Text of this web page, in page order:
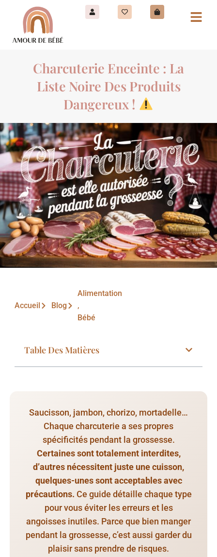
Charcuterie Enceinte : La
Liste Noire Des Produits
Dangereux !
Accueil Blog
Alimentation
,
Bébé
Table Des Matières
Saucisson, jambon, chorizo, mortadelle…
Chaque charcuterie a ses propres
spécificités pendant la grossesse.
Certaines sont totalement interdites,
d’autres nécessitent juste une cuisson,
quelques-unes sont acceptables avec
précautions. Ce guide détaille chaque type
pour vous éviter les erreurs et les
angoisses inutiles. Parce que bien manger
pendant la grossesse, c’est aussi garder du
plaisir sans prendre de risques.